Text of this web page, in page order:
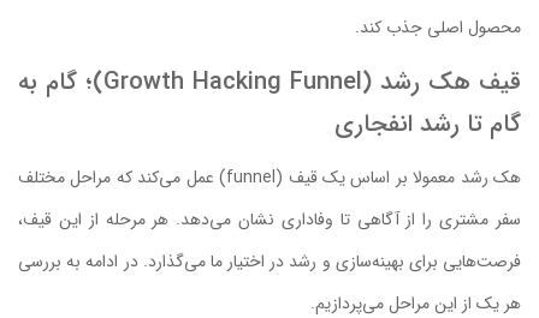
محصول اصلی جذب کند.
قیف هک رشد (Growth Hacking Funnel)؛ گام به
گام تا رشد انفجاری
هک رشد معمولا بر اساس یک قیف (funnel) عمل می‌کند که مراحل مختلف
سفر مشتری را از آگاهی تا وفاداری نشان می‌دهد. هر مرحله از این قیف،
فرصت‌هایی برای بهینه‌سازی و رشد در اختیار ما می‌گذارد. در ادامه به بررسی
هر یک از این مراحل می‌پردازیم.